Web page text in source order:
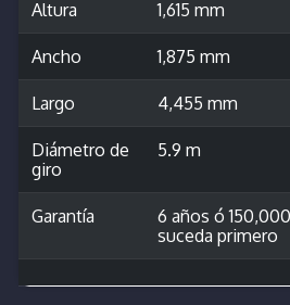
Altura 1,615 mm
Ancho 1,875 mm
Largo 4,455 mm
Diámetro de
giro
5.9 m
Garantía
6 años ó
suceda primero